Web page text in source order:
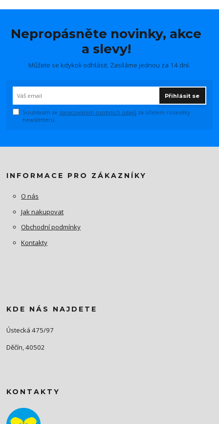
Nepropásněte novinky, akce
a slevy!
Můžete se kdykoli odhlásit. Zasíláme jednou za 14 dní.
Přihlásit se
Souhlasím se zpracováním osobních údajů za účelem rozesílky
newsletteru.
INFORMACE PRO ZÁKAZNÍKY
O nás
Jak nakupovat
Obchodní podmínky
Kontakty
KDE NÁS NAJDETE
Ústecká 475/97
Děčín, 40502
KONTAKTY